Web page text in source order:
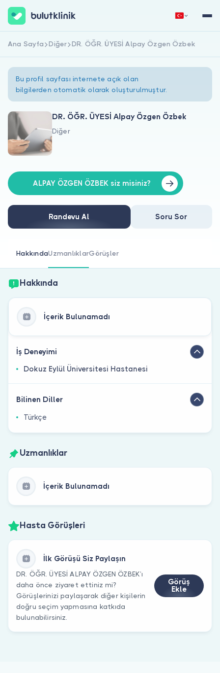
Hakkımızda
Doktorlar için
Doktor musunuz?
Hemen Kaydol Giriş Yap
Ana Sayfa Diğer DR. ÖĞR. ÜYESİ Alpay Özgen Özbek
Bu profil sayfası internete açık olan
bilgilerden otomatik olarak oluşturulmuştur.
DR. ÖĞR. ÜYESİ Alpay Özgen Özbek
Diğer
ALPAY ÖZGEN ÖZBEK siz misiniz?
Randevu Al Soru Sor
HakkındaUzmanlıklarGörüşler
Hakkında
İçerik Bulunamadı
İş Deneyimi
Dokuz Eylül Üniversitesi Hastanesi
Bilinen Diller
Türkçe
Uzmanlıklar
İçerik Bulunamadı
Hasta Görüşleri
İlk Görüşü Siz Paylaşın
DR. ÖĞR. ÜYESİ ALPAY ÖZGEN ÖZBEK’ı
daha önce ziyaret ettiniz mi?
Görüşlerinizi paylaşarak diğer kişilerin
doğru seçim yapmasına katkıda
bulunabilirsiniz.
Görüş
Ekle